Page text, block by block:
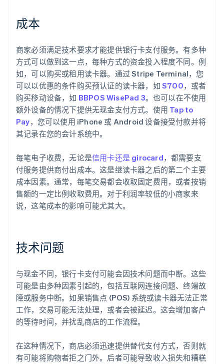
成本
商家必须满足技术要求才能提供银行卡支付服务。有多种
方式可以做到这一点，每种方式的资金投入程度不同。例
如，可以购买或租用读卡器。通过 Stripe Terminal，您
可以以优惠的条件购买预认证的读卡器，如 S700，或者
购买移动设备，如 BBPOS WisePad 3。也可以在不使用
额外设备的情况下提供无现金支付方式。使用 Tap to
Pay，您可以使用 iPhone 或 Android 设备接受付款并将
其记录在您的会计系统中。
每笔电子收费，无论是信用卡还是 girocard，都需要支
付服务提供商付出成本。这是继读卡器之后的第二个主要
成本因素。通常，每笔交易都会收取固定费用，或者按销
售额的一定比例收取费用。对于利润率较低的小商家来
说，这笔成本的影响可能尤其大。
技术问题
与现金不同，银行卡支付可能会因技术问题而中断。这些
可能是由多种因素引起的，包括互联网连接问题、终端故
障或服务中断。如果销售点 (POS) 系统或读卡器无法正常
工作，交易可能无法处理，或者会被延迟。这会增加客户
的等待时间，并扰乱商店的工作流程。
在这种情况下，商店必须迅速提供替代支付方式，否则就
有可能将购物者拒之门外。后者可能导致收入损失和糟糕